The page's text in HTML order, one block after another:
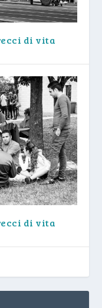
di vita
di vita